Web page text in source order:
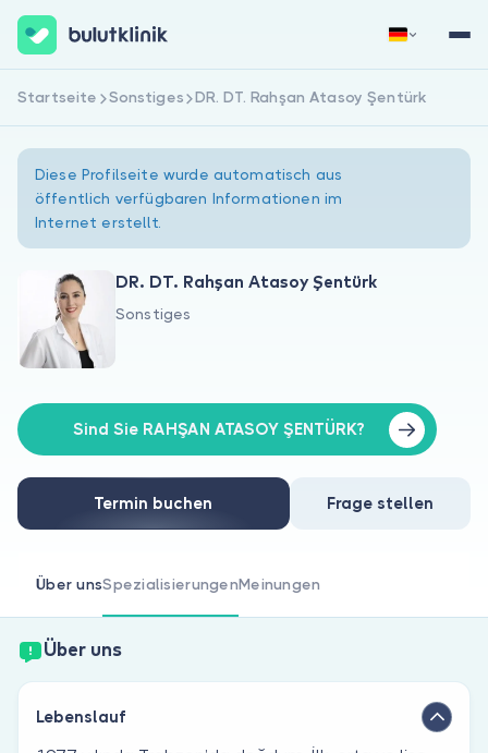
Über uns
Für Patienten
Für Ärzte
Jetzt registrieren Anmelden
Startseite Sonstiges DR. DT. Rahşan Atasoy Şentürk
Diese Profilseite wurde automatisch aus
öffentlich verfügbaren Informationen im
Internet erstellt.
DR. DT. Rahşan Atasoy Şentürk
Sonstiges
Sind Sie RAHŞAN ATASOY ŞENTÜRK?
Termin buchen Frage stellen
Über unsSpezialisierungenMeinungen
Über uns
Lebenslauf